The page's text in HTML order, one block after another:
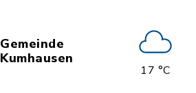
Gemeinde
Kumhausen
17 °C